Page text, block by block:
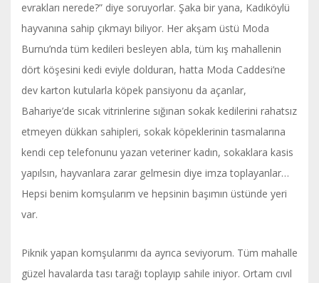
evrakları nerede?” diye soruyorlar. Şaka bir yana, Kadıköylü
hayvanına sahip çıkmayı biliyor. Her akşam üstü Moda
Burnu’nda tüm kedileri besleyen abla, tüm kış mahallenin
dört köşesini kedi eviyle dolduran, hatta Moda Caddesi’ne
dev karton kutularla köpek pansiyonu da açanlar,
Bahariye’de sıcak vitrinlerine sığınan sokak kedilerini rahatsız
etmeyen dükkan sahipleri, sokak köpeklerinin tasmalarına
kendi cep telefonunu yazan veteriner kadın, sokaklara kasis
yapılsın, hayvanlara zarar gelmesin diye imza toplayanlar…
Hepsi benim komşularım ve hepsinin başımın üstünde yeri
var.
Piknik yapan komşularımı da ayrıca seviyorum. Tüm mahalle
güzel havalarda tası tarağı toplayıp sahile iniyor. Ortam cıvıl